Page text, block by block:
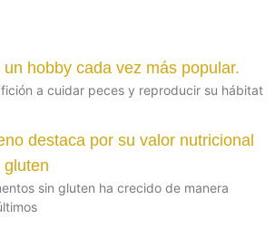
hobby cada vez más popular.
a cuidar peces y reproducir su hábitat
destaca por su valor nutricional
gluten
sin gluten ha crecido de manera